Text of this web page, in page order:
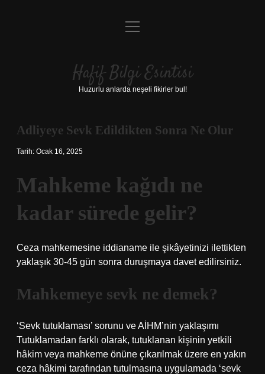
Anasayfa
Yasal Uyarı
menüyü
Hafif Bilgi Esintisi
Huzurlu anlarda neşeli fikirler bul!
Adliyeye Sevk Edildikten Sonra Ne Olur
Tarih: Ocak 16, 2025
Mahkeme kağıdı ne
kadar sürede gelir?
Ceza mahkemesine iddianame ile şikâyetinizi ilettikten
yaklaşık 30-45 gün sonra duruşmaya davet edilirsiniz.
Mahkemeye sevk ne demek?
‘Sevk tutuklaması’ sorunu ve AİHM’nin yaklaşımı
Tutuklamadan farklı olarak, tutuklanan kişinin yetkili
hâkim veya mahkeme önüne çıkarılmak üzere en yakın
ceza hâkimi tarafından tutulmasına uygulamada ‘sevk